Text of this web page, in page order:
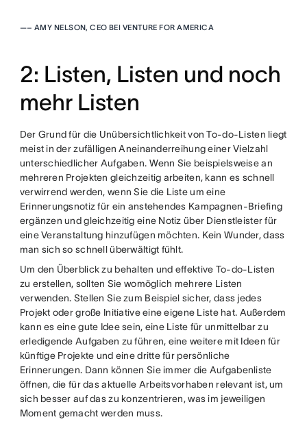
—– AMY NELSON, CEO BEI VENTURE FOR AMERICA
2: Listen, Listen und noch
mehr Listen
Der Grund für die Unübersichtlichkeit von To-do-Listen liegt
meist in der zufälligen Aneinanderreihung einer Vielzahl
unterschiedlicher Aufgaben. Wenn Sie beispielsweise an
mehreren Projekten gleichzeitig arbeiten, kann es schnell
verwirrend werden, wenn Sie die Liste um eine
Erinnerungsnotiz für ein anstehendes Kampagnen-Briefing
ergänzen und gleichzeitig eine Notiz über Dienstleister für
eine Veranstaltung hinzufügen möchten. Kein Wunder, dass
man sich so schnell überwältigt fühlt.
Um den Überblick zu behalten und effektive To-do-Listen
zu erstellen, sollten Sie womöglich mehrere Listen
verwenden. Stellen Sie zum Beispiel sicher, dass jedes
Projekt oder große Initiative eine eigene Liste hat. Außerdem
kann es eine gute Idee sein, eine Liste für unmittelbar zu
erledigende Aufgaben zu führen, eine weitere mit Ideen für
künftige Projekte und eine dritte für persönliche
Erinnerungen. Dann können Sie immer die Aufgabenliste
öffnen, die für das aktuelle Arbeitsvorhaben relevant ist, um
sich besser auf das zu konzentrieren, was im jeweiligen
Moment gemacht werden muss.